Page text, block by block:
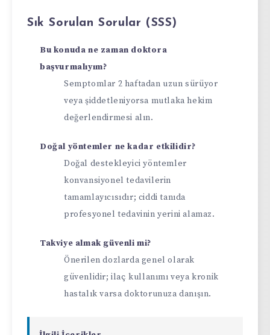
Sık Sorulan Sorular (SSS)
Bu konuda ne zaman doktora
başvurmalıyım?
Semptomlar 2 haftadan uzun sürüyor
veya şiddetleniyorsa mutlaka hekim
değerlendirmesi alın.
Doğal yöntemler ne kadar etkilidir?
Doğal destekleyici yöntemler
konvansiyonel tedavilerin
tamamlayıcısıdır; ciddi tanıda
profesyonel tedavinin yerini alamaz.
Takviye almak güvenli mi?
Önerilen dozlarda genel olarak
güvenlidir; ilaç kullanımı veya kronik
hastalık varsa doktorunuza danışın.